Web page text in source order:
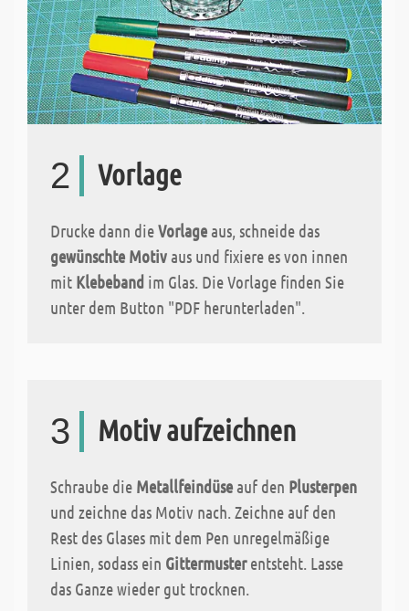
2 Vorlage
Drucke dann dieVorlageaus, schneide das
gewünschte Motivaus und fixiere es von innen
mit Klebeband im Glas. Die Vorlage finden Sie
unter dem Button "PDF herunterladen".
3 Motiv aufzeichnen
Schraube die Metallfeindüseauf den Plusterpen
und zeichne das Motiv nach. Zeichne auf den
Rest des Glases mit dem Pen unregelmäßige
Linien, sodass ein Gittermusterentsteht. Lasse
das Ganze wieder gut trocknen.